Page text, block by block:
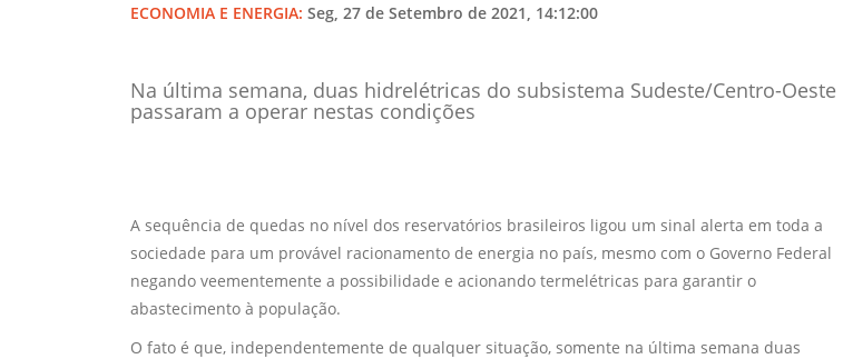
ECONOMIA E ENERGIA: Seg, 27 de Setembro de 2021, 14:12:00
Na última semana, duas hidrelétricas do subsistema Sudeste/Centro-Oeste
passaram a operar nestas condições
A sequência de quedas no nível dos reservatórios brasileiros ligou um sinal alerta em toda a
sociedade para um provável racionamento de energia no país, mesmo com o Governo Federal
negando veementemente a possibilidade e acionando termelétricas para garantir o
abastecimento à população.
O fato é que, independentemente de qualquer situação, somente na última semana duas